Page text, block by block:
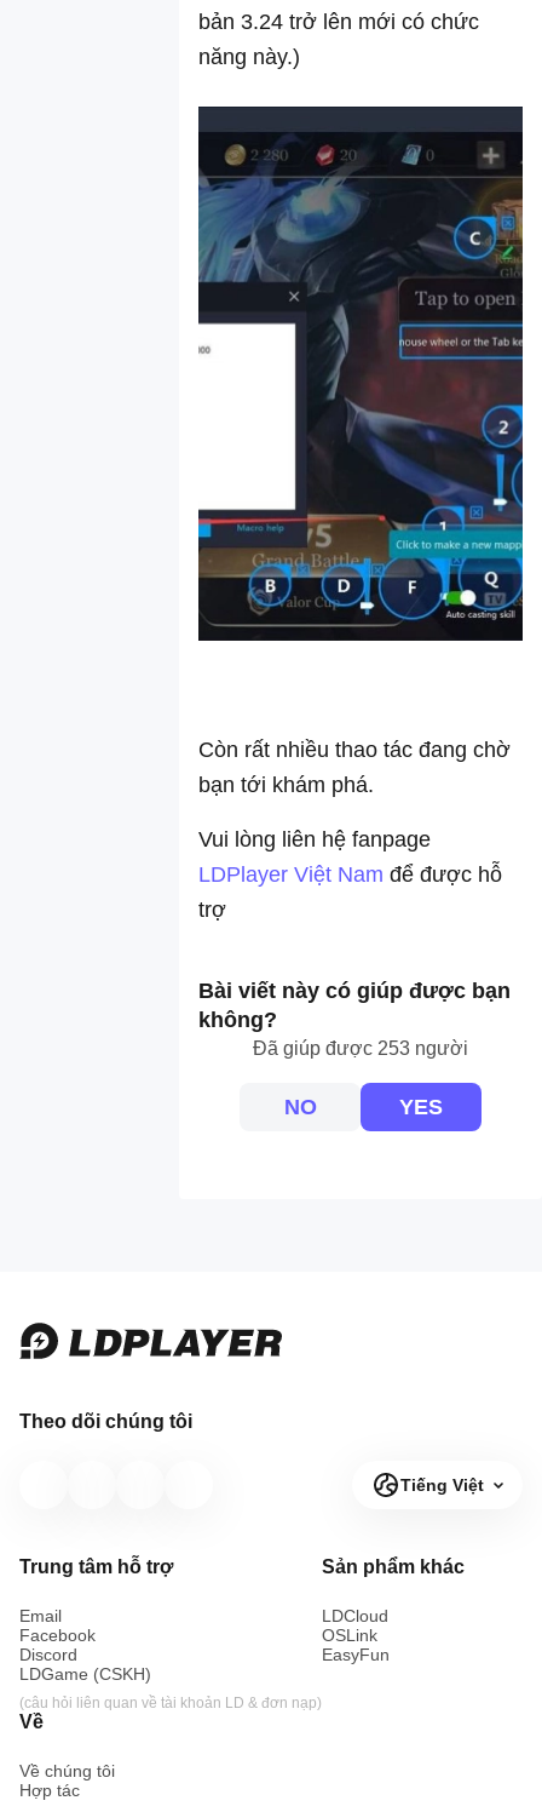
bản 3.24 trở lên mới có chức
năng này.)
Còn rất nhiều thao tác đang chờ
bạn tới khám phá.
Vui lòng liên hệ fanpage
LDPlayer Việt Nam để được hỗ
trợ
Bài viết này có giúp được bạn
không?
Đã giúp được 253 người
NO YES
Theo dõi chúng tôi
Tiếng Việt
Trung tâm hỗ trợ
Email
Facebook
Discord
LDGame (CSKH)
(câu hỏi liên quan về tài khoản LD & đơn nạp)
Sản phẩm khác
LDCloud
OSLink
EasyFun
Về
Về chúng tôi
Hợp tác